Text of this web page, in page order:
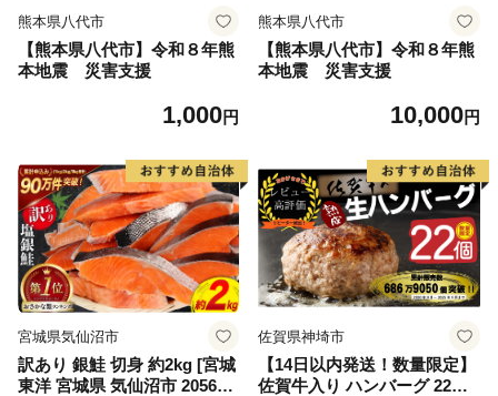
熊本県八代市
【熊本県八代市】令和８年熊
本地震 災害支援
1,000円
熊本県八代市
【熊本県八代市】令和８年熊
本地震 災害支援
10,000円
宮城県気仙沼市
訳あり 銀鮭 切身 約2kg [宮城
東洋 宮城県 気仙沼市 205649
佐賀県神埼市
【14日以内発送！数量限定】
佐賀牛入り ハンバーグ 22個